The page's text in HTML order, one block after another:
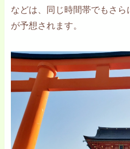
などは、同じ時間帯でもさら
が予想されます。